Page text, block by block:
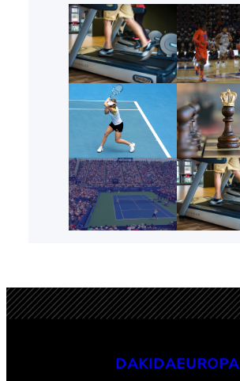
DAKIDAEUROPA